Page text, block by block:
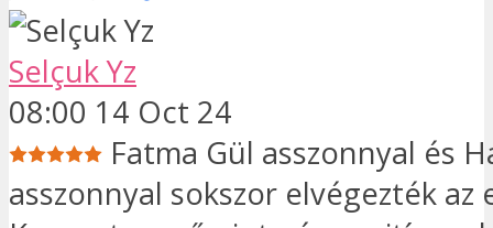
Selçuk Yz
08:00 14 Oct 24
Fatma Gül asszonnyal és
asszonnyal sokszor elvégezték az